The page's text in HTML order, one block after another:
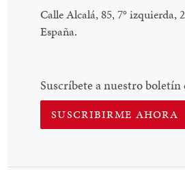
Calle Alcalá, 85, 7° izquierda,
España.
Suscríbete a nuestro boletín
SUSCRIBIRME AHORA